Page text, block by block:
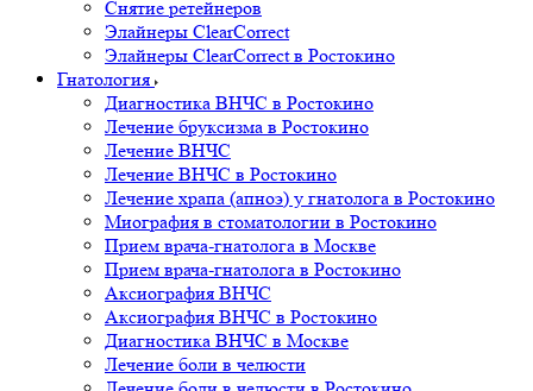
Снятие ретейнеров
Элайнеры ClearCorrect
Элайнеры ClearCorrect в Ростокино
Гнатология
Диагностика ВНЧС в Ростокино
Лечение бруксизма в Ростокино
Лечение ВНЧС
Лечение ВНЧС в Ростокино
Лечение храпа (апноэ) у гнатолога в Ростокино
Миография в стоматологии в Ростокино
Прием врача-гнатолога в Москве
Прием врача-гнатолога в Ростокино
Аксиография ВНЧС
Аксиография ВНЧС в Ростокино
Диагностика ВНЧС в Москве
Лечение боли в челюсти